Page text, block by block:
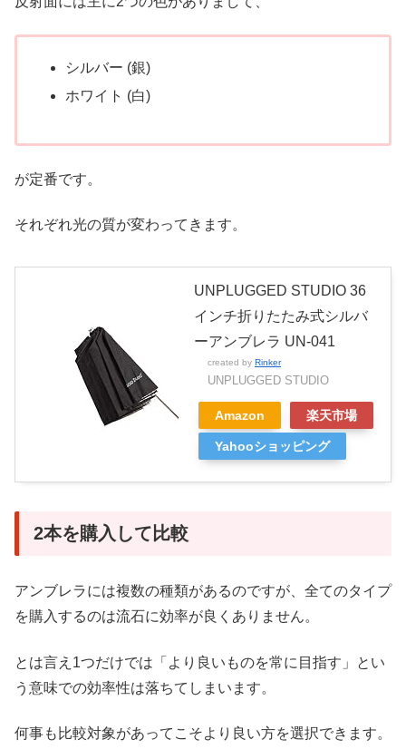
シルバー (銀)
ホワイト (白)
が定番です。
それぞれ光の質が変わってきます。
UNPLUGGED STUDIO 36
インチ折りたたみ式シルバ
ーアンブレラ UN-041
created by Rinker
UNPLUGGED STUDIO
Amazon 楽天市場
Yahooショッピング
2本を購入して比較
アンブレラには複数の種類があるのですが、全てのタイプ
を購入するのは流石に効率が良くありません。
とは言え1つだけでは「より良いものを常に目指す」とい
う意味での効率性は落ちてしまいます。
何事も比較対象があってこそより良い方を選択できます。